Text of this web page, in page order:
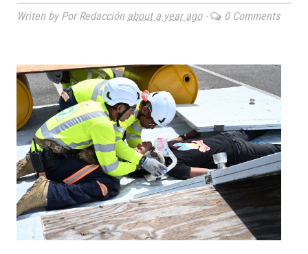
Writen by Por Redacción about a year ago- 0 Comments